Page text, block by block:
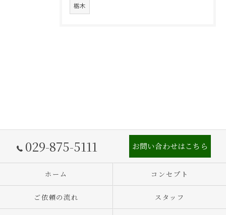
栃木
029-875-5111 お問い合わせはこちら
ホーム コンセプト
ご依頼の流れ スタッフ